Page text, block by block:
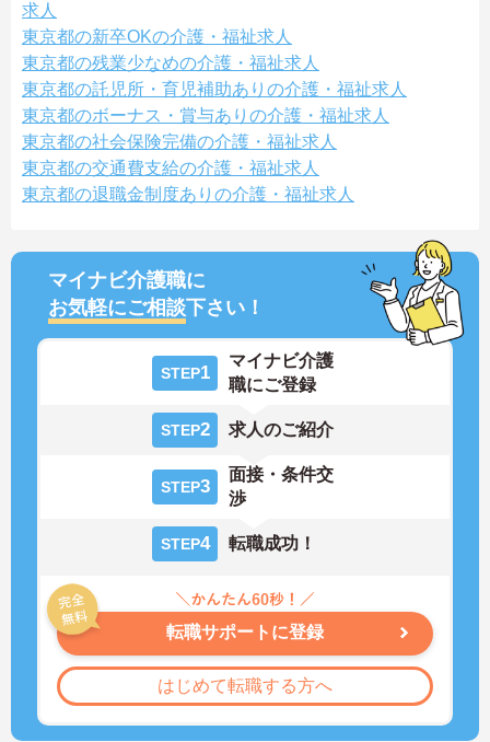
求人
東京都の新卒OKの介護・福祉求人
東京都の残業少なめの介護・福祉求人
東京都の託児所・育児補助ありの介護・福祉求人
東京都のボーナス・賞与ありの介護・福祉求人
東京都の社会保険完備の介護・福祉求人
東京都の交通費支給の介護・福祉求人
東京都の退職金制度ありの介護・福祉求人
マイナビ介護職に
お気軽にご相談下さい！
STEP1
マイナビ介護
職にご登録
STEP2 求人のご紹介
STEP3
面接・条件交
渉
STEP4 転職成功！
転職サポートに登録
はじめて転職する方へ